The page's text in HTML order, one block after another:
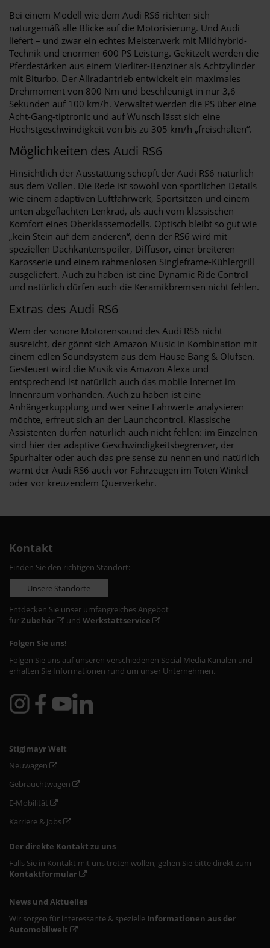
Bei einem Modell wie dem Audi RS6 richten sich
naturgemäß alle Blicke auf die Motorisierung. Und Audi
liefert – und zwar ein echtes Meisterwerk mit Mildhybrid-
Technik und enormen 600 PS Leistung. Gekitzelt werden die
Pferdestärken aus einem Vierliter-Benziner als Achtzylinder
mit Biturbo. Der Allradantrieb entwickelt ein maximales
Drehmoment von 800 Nm und beschleunigt in nur 3,6
Sekunden auf 100 km/h. Verwaltet werden die PS über eine
Acht-Gang-tiptronic und auf Wunsch lässt sich eine
Höchstgeschwindigkeit von bis zu 305 km/h „freischalten“.
Möglichkeiten des Audi RS6
Hinsichtlich der Ausstattung schöpft der Audi RS6 natürlich
aus dem Vollen. Die Rede ist sowohl von sportlichen Details
wie einem adaptiven Luftfahrwerk, Sportsitzen und einem
unten abgeflachten Lenkrad, als auch vom klassischen
Komfort eines Oberklassemodells. Optisch bleibt so gut wie
„kein Stein auf dem anderen“, denn der RS6 wird mit
speziellen Dachkantenspoiler, Diffusor, einer breiteren
Karosserie und einem rahmenlosen Singleframe-Kühlergrill
ausgeliefert. Auch zu haben ist eine Dynamic Ride Control
und natürlich dürfen auch die Keramikbremsen nicht fehlen.
Extras des Audi RS6
Wem der sonore Motorensound des Audi RS6 nicht
ausreicht, der gönnt sich Amazon Music in Kombination mit
einem edlen Soundsystem aus dem Hause Bang & Olufsen.
Gesteuert wird die Musik via Amazon Alexa und
entsprechend ist natürlich auch das mobile Internet im
Innenraum vorhanden. Auch zu haben ist eine
Anhängerkupplung und wer seine Fahrwerte analysieren
möchte, erfreut sich an der Launchcontrol. Klassische
Assistenten dürfen natürlich auch nicht fehlen: im Einzelnen
sind hier der adaptive Geschwindigkeitsbegrenzer, der
Spurhalter oder auch das pre sense zu nennen und natürlich
warnt der Audi RS6 auch vor Fahrzeugen im Toten Winkel
oder vor kreuzendem Querverkehr.
Kontakt
Finden Sie den richtigen Standort:
Unsere Standorte
Entdecken Sie unser umfangreiches Angebot
fürZubehör und Werkstattservice
Folgen Sie uns!
Folgen Sie uns auf unseren verschiedenen Social Media Kanälen und
erhalten Sie Informationen rund um unser Unternehmen.
Stiglmayr Welt
Neuwagen
Gebrauchtwagen
E-Mobilität
Karriere & Jobs
Der direkte Kontakt zu uns
Falls Sie in Kontakt mit uns treten wollen, gehen Sie bitte direkt zum
Kontaktformular
News und Aktuelles
Wir sorgen für interessante & spezielle Informationen aus der
Automobilwelt